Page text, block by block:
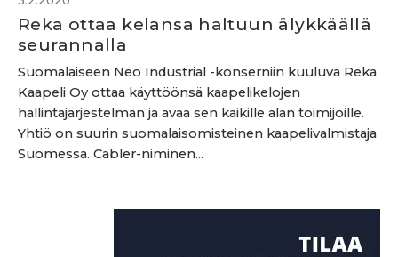
Reka ottaa kelansa haltuun älykkäällä
seurannalla
Suomalaiseen Neo Industrial -konserniin kuuluva Reka
Kaapeli Oy ottaa käyttöönsä kaapelikelojen
hallintajärjestelmän ja avaa sen kaikille alan toimijoille.
Yhtiö on suurin suomalaisomisteinen kaapelivalmistaja
Suomessa. Cabler-niminen...